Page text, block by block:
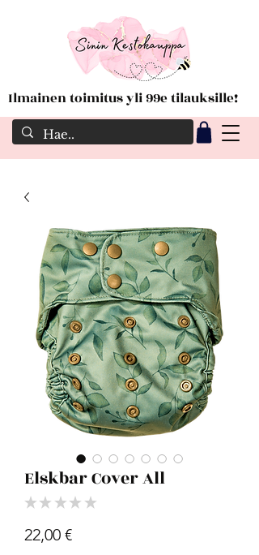
Ilmainen toimitus yli 99e tilauksille!
Elskbar Cover All
★ ★ ★ ★ ★
22,00 €Hinta